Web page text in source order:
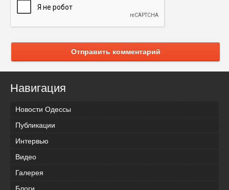
Отправить комментарий
Навигация
Новости Одессы
Публикации
Интервью
Видео
Галерея
Блоги